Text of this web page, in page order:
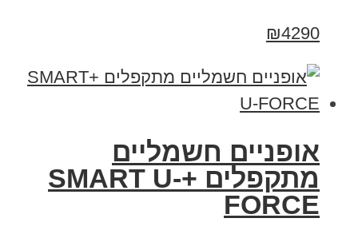
₪4290
אופניים חשמליים
מתקפלים +SMART U-
FORCE